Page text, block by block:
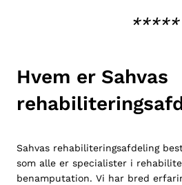
*****
Hvem er Sahvas
Sahvas rehabiliteringsafdeling
som alle er specialister i
benamputation. Vi har bred